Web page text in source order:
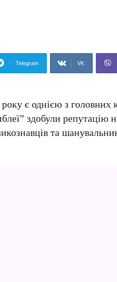
Telegram VK
є однією з головних
здобули репутацію
та